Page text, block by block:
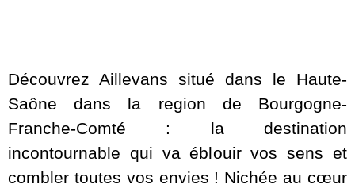
Découvrez Aillevans situé dans le Haute-
Saône dans la region de Bourgogne-
Franche-Comté : la destination
incontournable qui va éblouir vos sens et
combler toutes vos envies ! Nichée au cœur